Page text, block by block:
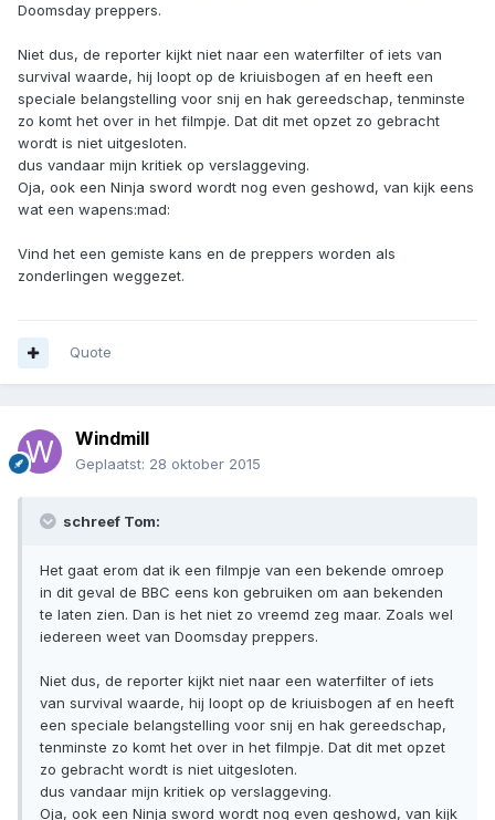
Doomsday preppers.
Niet dus, de reporter kijkt niet naar een waterfilter of iets van
survival waarde, hij loopt op de kriuisbogen af en heeft een
speciale belangstelling voor snij en hak gereedschap, tenminste
zo komt het over in het filmpje. Dat dit met opzet zo gebracht
wordt is niet uitgesloten.
dus vandaar mijn kritiek op verslaggeving.
Oja, ook een Ninja sword wordt nog even geshowd, van kijk eens
wat een wapens:mad:
Vind het een gemiste kans en de preppers worden als
zonderlingen weggezet.
Quote
Windmill
Geplaatst: 28 oktober 2015
schreef Tom:
Het gaat erom dat ik een filmpje van een bekende omroep
in dit geval de BBC eens kon gebruiken om aan bekenden
te laten zien. Dan is het niet zo vreemd zeg maar. Zoals wel
iedereen weet van Doomsday preppers.
Niet dus, de reporter kijkt niet naar een waterfilter of iets
van survival waarde, hij loopt op de kriuisbogen af en heeft
een speciale belangstelling voor snij en hak gereedschap,
tenminste zo komt het over in het filmpje. Dat dit met opzet
zo gebracht wordt is niet uitgesloten.
dus vandaar mijn kritiek op verslaggeving.
Oja, ook een Ninja sword wordt nog even geshowd, van kijk